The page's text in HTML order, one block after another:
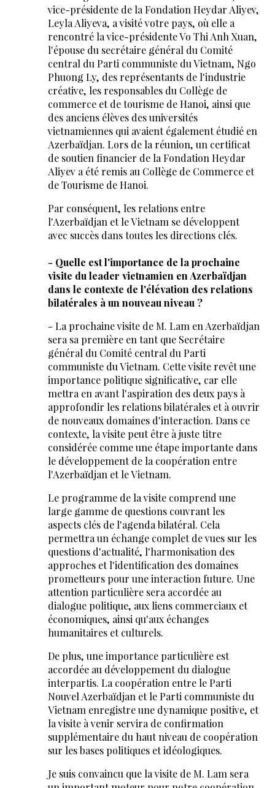
vice-présidente de la Fondation Heydar Aliyev,
Leyla Aliyeva, a visité votre pays, où elle a
rencontré la vice-présidente Vo Thi Anh Xuan,
l'épouse du secrétaire général du Comité
central du Parti communiste du Vietnam, Ngo
Phuong Ly, des représentants de l'industrie
créative, les responsables du Collège de
commerce et de tourisme de Hanoi, ainsi que
des anciens élèves des universités
vietnamiennes qui avaient également étudié en
Azerbaïdjan. Lors de la réunion, un certificat
de soutien financier de la Fondation Heydar
Aliyev a été remis au Collège de Commerce et
de Tourisme de Hanoi.
Par conséquent, les relations entre
l'Azerbaïdjan et le Vietnam se développent
avec succès dans toutes les directions clés.
- Quelle est l'importance de la prochaine
visite du leader vietnamien en Azerbaïdjan
dans le contexte de l'élévation des relations
bilatérales à un nouveau niveau ?
- La prochaine visite de M. Lam en Azerbaïdjan
sera sa première en tant que Secrétaire
général du Comité central du Parti
communiste du Vietnam. Cette visite revêt une
importance politique significative, car elle
mettra en avant l'aspiration des deux pays à
approfondir les relations bilatérales et à ouvrir
de nouveaux domaines d'interaction. Dans ce
contexte, la visite peut être à juste titre
considérée comme une étape importante dans
le développement de la coopération entre
l'Azerbaïdjan et le Vietnam.
Le programme de la visite comprend une
large gamme de questions couvrant les
aspects clés de l'agenda bilatéral. Cela
permettra un échange complet de vues sur les
questions d'actualité, l'harmonisation des
approches et l'identification des domaines
prometteurs pour une interaction future. Une
attention particulière sera accordée au
dialogue politique, aux liens commerciaux et
économiques, ainsi qu'aux échanges
humanitaires et culturels.
De plus, une importance particulière est
accordée au développement du dialogue
interpartis. La coopération entre le Parti
Nouvel Azerbaïdjan et le Parti communiste du
Vietnam enregistre une dynamique positive, et
la visite à venir servira de confirmation
supplémentaire du haut niveau de coopération
sur les bases politiques et idéologiques.
Je suis convaincu que la visite de M. Lam sera